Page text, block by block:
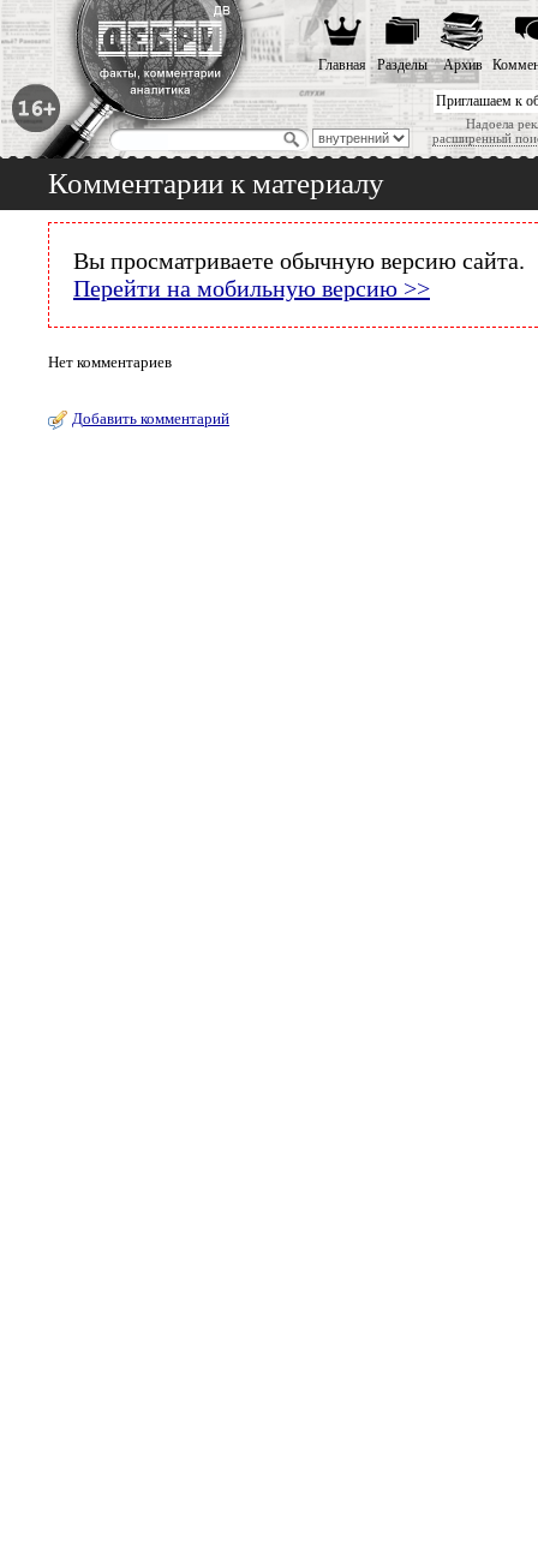
Приглашаем к
Надоела
расширенный
Главная Разделы Архив
Комментарии к материалу
Вы просматриваете обычную версию сайта.
Перейти на мобильную версию >>
Нет комментариев
Добавить комментарий